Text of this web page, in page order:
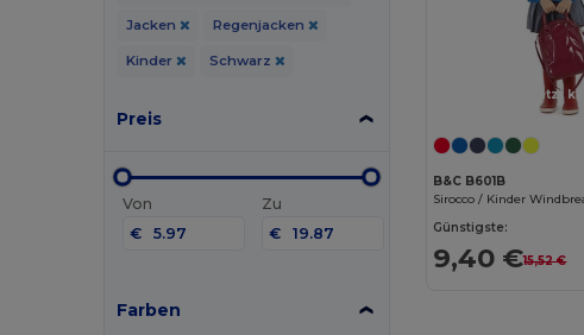
Jacken Regenjacken
Kinder Schwarz
Preis
Von
€
Zu
€
Farben
Jetzt
B&C B601B
Sirocco / Kinder
Günstigste:
9,40 €15,52 €